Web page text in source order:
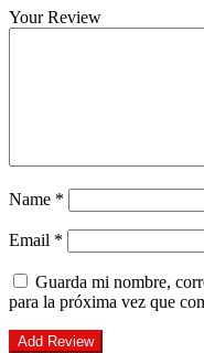
Your Review
Name *
Email *
Guarda mi nombre,
para la próxima vez que